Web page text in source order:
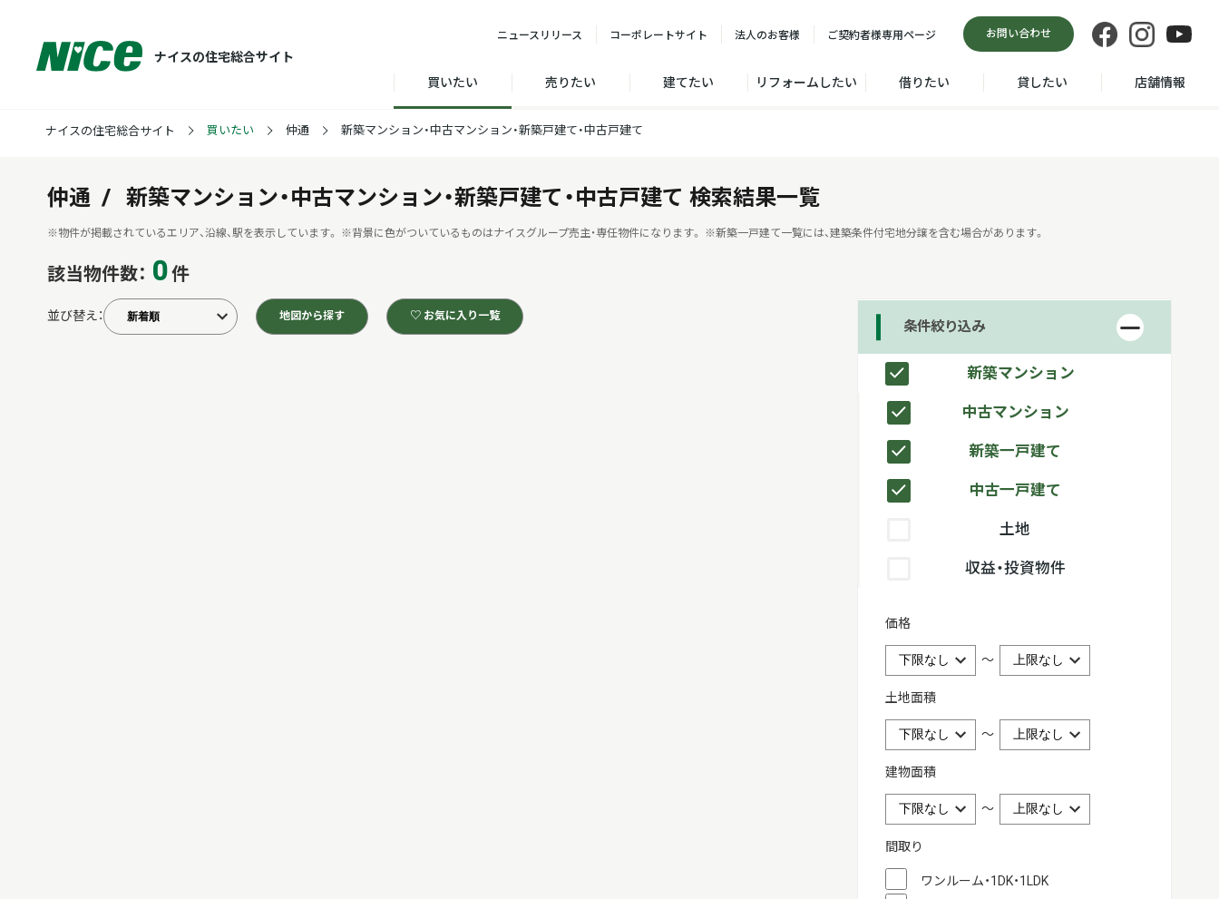
ナイスの住宅総合サイト
ニュース リリース コーポレートサイト 法人のお客様 ご契約者様専用ページ お問い合わせ
買いたい 売りたい 建てたい リフォームしたい 借りたい 貸したい 店舗情報
ナイスの住宅総合サイト 買いたい 仲通 新築マンション・中古マンション・新築戸建て・中古戸建て
仲通 新築マンション・中古マンション・新築戸建て・中古戸建て 検索結果一覧
※物件が掲載されているエリア、沿線、駅を表示しています。 ※背景に色がついているものはナイスグループ売主・専任物件になります。 ※新築一戸建て一覧には、建築条件付宅地分譲を含む場合があります。
該当物件数： 0 件
条件絞り込み
新築マンション
中古マンション
新築一戸建て
中古一戸建て
土地
収益・投資物件
価格
～
土地面積
～
建物面積
～
間取り
ワンルーム・1DK・1LDK
並び替え： 地図から探す ♡ お気に入り一覧